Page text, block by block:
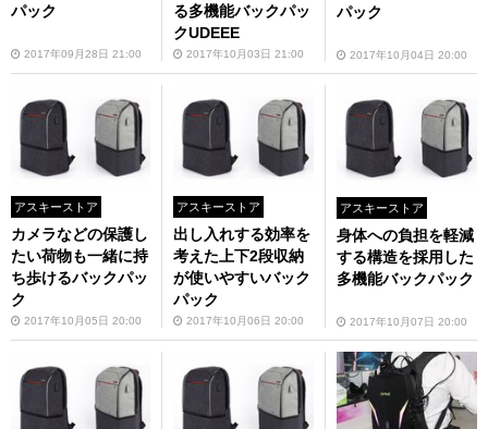
パック
2017年09月28日 21:00
る多機能バックパッ
クUDEEE
2017年10月03日 21:00
パック
2017年10月04日 20:00
アスキーストア
カメラなどの保護し
たい荷物も一緒に持
ち歩けるバックパッ
ク
2017年10月05日 20:00
アスキーストア
出し入れする効率を
考えた上下2段収納
が使いやすいバック
パック
2017年10月06日 20:00
アスキーストア
身体への負担を軽減
する構造を採用した
多機能バックパック
2017年10月07日 20:00